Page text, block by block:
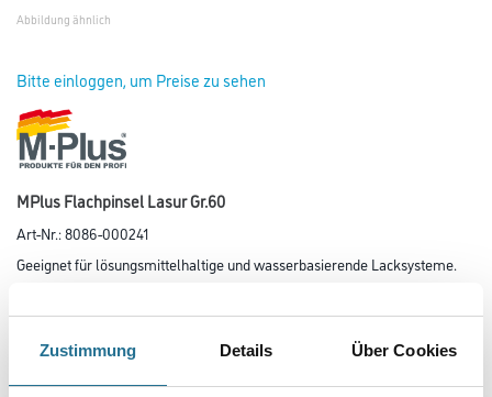
Zustimmung Details Über Cookies
Abbildung ähnlich
Bitte einloggen, um Preise zu sehen
MPlus Flachpinsel Lasur Gr.60
Art-Nr.:8086-000241
Geeignet für lösungsmittelhaltige und wasserbasierende Lacksysteme.
Größe